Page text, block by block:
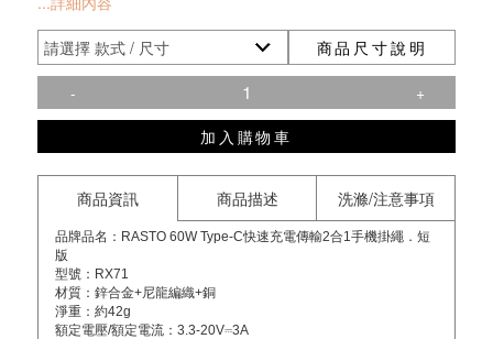
商品尺寸說明
-
+
加入購物車
商品資訊 商品描述 洗滌/注意事項
品牌品名：RASTO 60W Type-C快速充電傳輸2合1手機掛繩．短
版
型號：RX71
材質：鋅合金+尼龍編織+銅
淨重：約42g
額定電壓/額定電流：3.3-20V⎓3A